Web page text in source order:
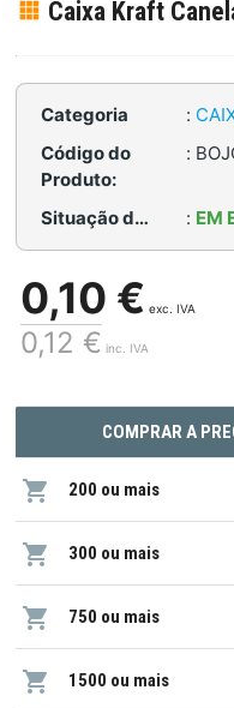
Caixa Kraft
Categoria :
Código do
Produto:
:
Situação de Estoque: : EM
0,10 € exc. IVA
0,12 € inc. IVA
COMPRAR A
200 ou mais
300 ou mais
750 ou mais
1500 ou mais